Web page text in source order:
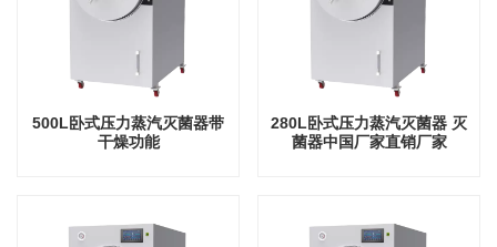
500L卧式压力蒸汽灭菌器带
干燥功能
280L卧式压力蒸汽灭菌器 灭
菌器中国厂家直销厂家